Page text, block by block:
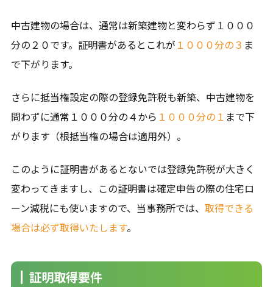
中古建物の場合は、通常は新築建物と変わらず１０００
分の２０です。証明書があるとこれが １０００分の３ ま
で下がります。
さらに抵当権設定の際の登録免許税も新築、中古建物を
問わずに通常１０００分の４から １０００分の１ まで下
がります（根抵当権の場合は適用外）。
このように証明書があるとないでは登録免許税が大きく
変わってきますし、この証明書は確定申告の際の住宅ロ
ーン減税にも使いますので、当事務所では、 取得できる
場合は必ず取得いたします。
証明取得要件